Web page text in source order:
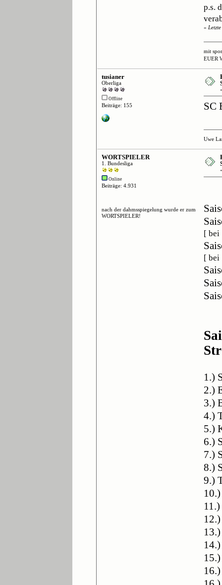
p.s.
«
mit
EUER
tusianer
Oberliga
Offline
Beiträge: 155 SC
Uwe
WORTSPIELER
1. Bundesliga
Online
Beiträge: 4.931
nach der dahmsspiegelung wurde er zum
WORTSPIELER!
[ bei
[ bei
1.)
2.)
3.)
4.)
5.)
6.)
7.)
8.)
9.)